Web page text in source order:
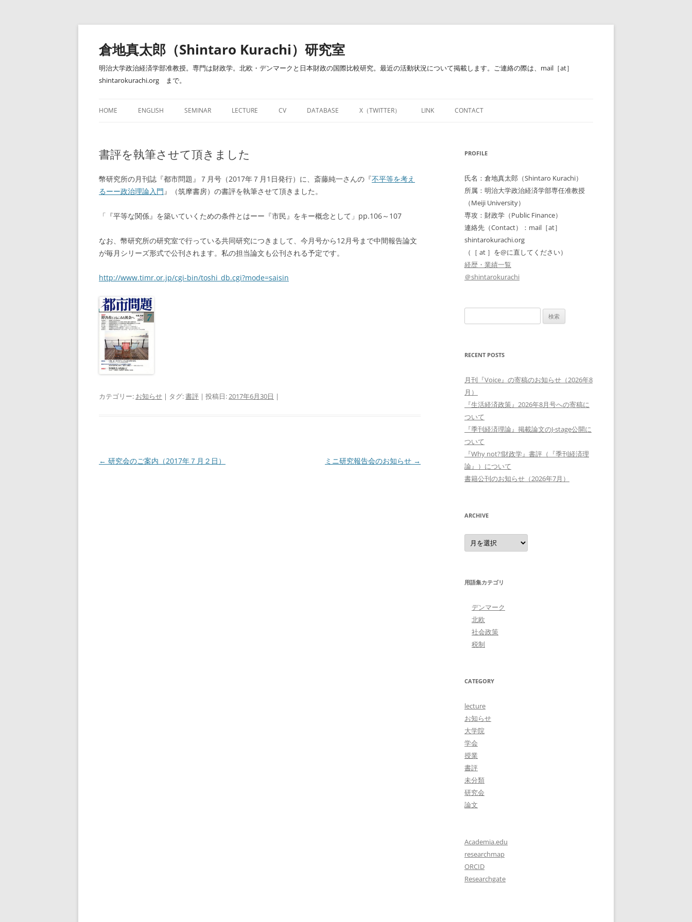
コ
テ
ン
ツ
へ
ス
キ
ッ
倉地真太郎（Shintaro Kurachi）研究室
明治大学政治経済学部准教授。専門は財政学。北欧・デンマークと日本財政の国際比較研究。最近の活動状況について掲載します。ご連絡の際は、mail［at］
shintarokurachi.org まで。
HOME ENGLISH SEMINAR LECTURE
開講授業－財政学・財政政策（明治
CV DATABASE
財政学関連図書リンク集
個人的資料倉庫
財政学用語集
X（TWITTER）
LINKEDIN
LINK CONTACT
書評を執筆させて頂きました
幣研究所の月刊誌『都市問題』７月号（2017年７月1日発行）に、斎藤純一さんの『不平等を考え
るーー政治理論入門』（筑摩書房）の書評を執筆させて頂きました。
「『平等な関係』を築いていくための条件とはーー『市民』をキー概念として」pp.106～107
なお、幣研究所の研究室で行っている共同研究につきまして、今月号から12月号まで中間報告論文
が毎月シリーズ形式で公刊されます。私の担当論文も公刊される予定です。
http://www.timr.or.jp/cgi-bin/toshi_db.cgi?mode=saisin
カテゴリー: お知らせ | タグ:書評 | 投稿日:2017年6月30日 |
投
← 研究会のご案内（2017年７月２日） ミニ研究報告会のお知らせ →
PROFILE
氏名：倉地真太郎（Shintaro Kurachi）
所属：明治大学政治経済学部専任准教授
（Meiji University）
専攻：財政学（Public Finance）
連絡先（Contact）：mail［at］
shintarokurachi.org
（［ at ］を@に直してください）
経歴・業績一覧
＠shintarokurachi
索:
RECENT POSTS
月刊『Voice』の寄稿のお知らせ（2026年8
月）
『生活経済政策』2026年8月号への寄稿に
ついて
『季刊経済理論』掲載論文のJ-stage公開に
ついて
『Why not?!財政学』書評（『季刊経済理
論』）について
書籍公刊のお知らせ（2026年7月）
ARCHIVE
Archive
用語集カテゴリ
デンマーク
北欧
社会政策
税制
CATEGORY
lecture
お知らせ
大学院
学会
授業
書評
未分類
研究会
論文
Academia.edu
researchmap
ORCID
Researchgate